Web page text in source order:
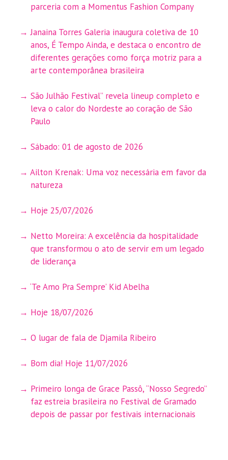
parceria com a Momentus Fashion Company
Janaina Torres Galeria inaugura coletiva de 10
anos, É Tempo Ainda, e destaca o encontro de
diferentes gerações como força motriz para a
arte contemporânea brasileira
São Julhão Festival” revela lineup completo e
leva o calor do Nordeste ao coração de São
Paulo
Sábado: 01 de agosto de 2026
Ailton Krenak: Uma voz necessária em favor da
natureza
Hoje 25/07/2026
Netto Moreira: A excelência da hospitalidade
que transformou o ato de servir em um legado
de liderança
‘Te Amo Pra Sempre’ Kid Abelha
Hoje 18/07/2026
O lugar de fala de Djamila Ribeiro
Bom dia! Hoje 11/07/2026
Primeiro longa de Grace Passô, “Nosso Segredo”
faz estreia brasileira no Festival de Gramado
depois de passar por festivais internacionais